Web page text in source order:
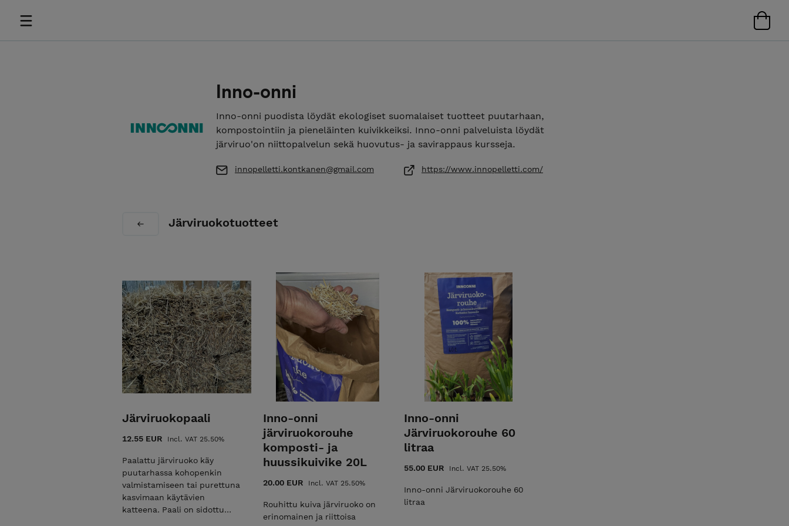
Inno-onni
Inno-onni puodista löydät ekologiset suomalaiset tuotteet puutarhaan,
kompostointiin ja pieneläinten kuivikkeiksi. Inno-onni palveluista löydät
järviruo'on niittopalvelun sekä huovutus- ja savirappaus kursseja.
innopelletti.kontkanen@gmail.com https://www.innopelletti.com/
Järviruokotuotteet
Järviruokopaali
12.55 EUR Incl. VAT 25.50%
Paalattu järviruoko käy
puutarhassa kohopenkin
valmistamiseen tai purettuna
kasvimaan käytävien
katteena. Paali on sidottu
Inno-onni
järviruokorouhe
komposti- ja
huussikuivike 20L
20.00 EUR Incl. VAT 25.50%
Rouhittu kuiva järviruoko on
erinomainen ja riittoisa
Inno-onni
Järviruokorouhe 60
litraa
55.00 EUR Incl. VAT 25.50%
Inno-onni Järviruokorouhe 60
litraa